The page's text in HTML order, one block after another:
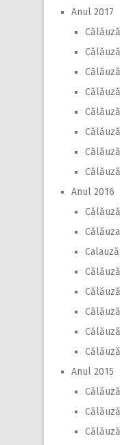
Anul 2017
Anul 2016
Anul 2015